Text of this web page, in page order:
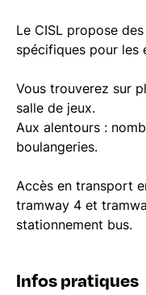
Le CISL propose
spécifiques pour les
Vous trouverez sur
salle de jeux.
Aux alentours :
boulangeries.
Accès en transport
tramway 4 et
stationnement bus.
Infos pratiques